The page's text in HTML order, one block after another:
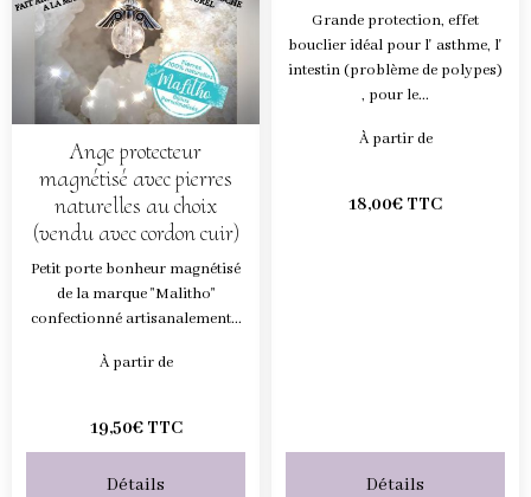
Ange protecteur
magnétisé avec pierres
naturelles au choix
(vendu avec cordon cuir)
Petit porte bonheur magnétisé
de la marque "Malitho"
confectionné artisanalement...
À partir de
19,50€ TTC
Détails
Grande protection, effet
bouclier idéal pour l' asthme, l'
intestin (problème de polypes)
, pour le...
À partir de
18,00€ TTC
Détails